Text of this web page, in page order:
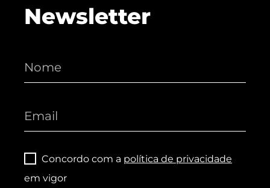
Newsletter
Concordo com a política de privacidade
em vigor